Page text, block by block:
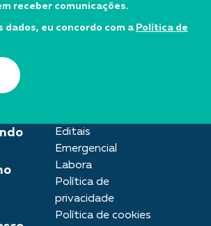
Editais
Emergencial
Labora
Política de
privacidade
Política de cookies
receber comunicações.
dados, eu concordo com a Política de